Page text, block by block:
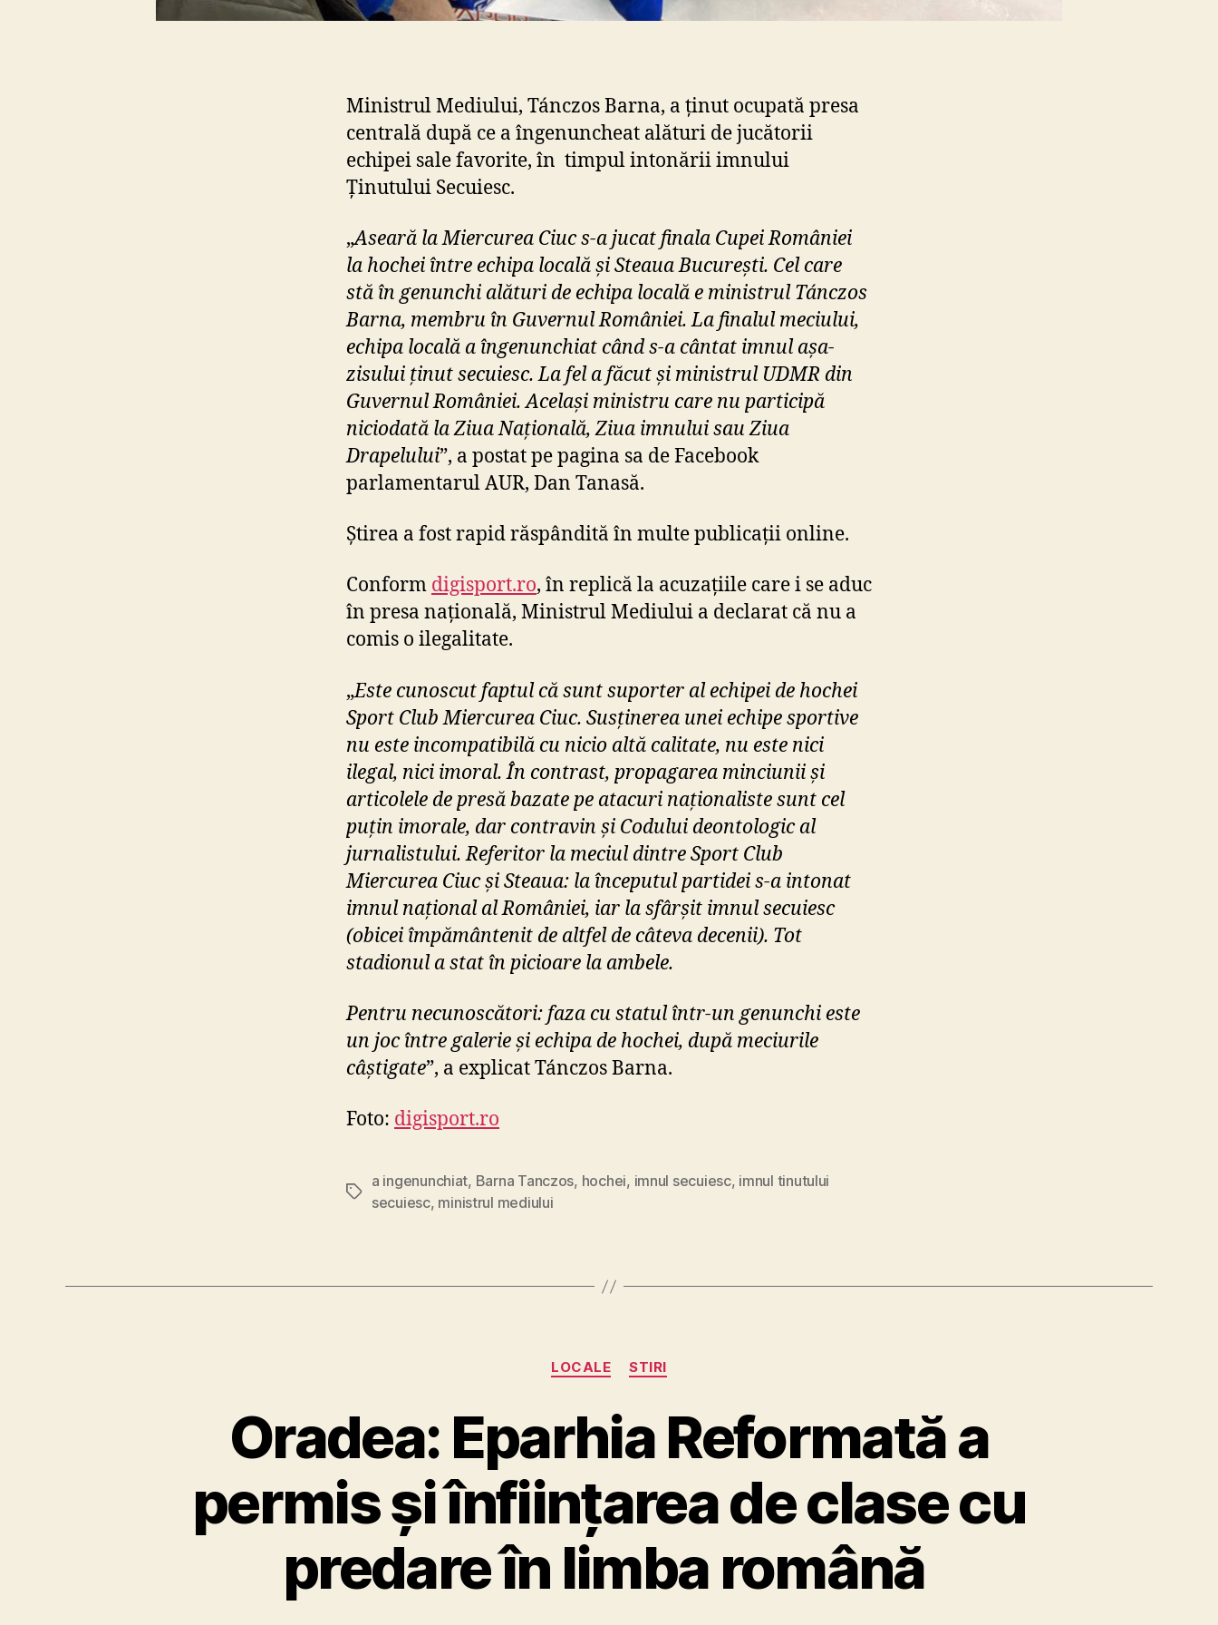
r
a
c
c
ă
a
n
g
e
u
t
a
i
n
a
r
e
a
i
m
u
l
u
i
u
i
Ministrul Mediului, Tánczos Barna, a ținut ocupată presa
centrală după ce a îngenuncheat alături de jucătorii
echipei sale favorite, în timpul intonării imnului
Ținutului Secuiesc.
„Aseară la Miercurea Ciuc s-a jucat finala Cupei României
la hochei între echipa locală și Steaua București. Cel care
stă în genunchi alături de echipa locală e ministrul Tánczos
Barna, membru în Guvernul României. La finalul meciului,
echipa locală a îngenunchiat când s-a cântat imnul așa-
zisului ținut secuiesc. La fel a făcut și ministrul UDMR din
Guvernul României. Același ministru care nu participă
niciodată la Ziua Națională, Ziua imnului sau Ziua
Drapelului”, a postat pe pagina sa de Facebook
parlamentarul AUR, Dan Tanasă.
Știrea a fost rapid răspândită în multe publicații online.
Conform digisport.ro, în replică la acuzațiile care i se aduc
în presa națională, Ministrul Mediului a declarat că nu a
comis o ilegalitate.
„Este cunoscut faptul că sunt suporter al echipei de hochei
Sport Club Miercurea Ciuc. Susținerea unei echipe sportive
nu este incompatibilă cu nicio altă calitate, nu este nici
ilegal, nici imoral. În contrast, propagarea minciunii și
articolele de presă bazate pe atacuri naționaliste sunt cel
puțin imorale, dar contravin și Codului deontologic al
jurnalistului. Referitor la meciul dintre Sport Club
Miercurea Ciuc și Steaua: la începutul partidei s-a intonat
imnul național al României, iar la sfârșit imnul secuiesc
(obicei împământenit de altfel de câteva decenii). Tot
stadionul a stat în picioare la ambele.
Pentru necunoscători: faza cu statul într-un genunchi este
un joc între galerie și echipa de hochei, după meciurile
câștigate”, a explicat Tánczos Barna.
Foto: digisport.ro
Tags
a ingenunchiat, Barna Tanczos, hochei, imnul secuiesc, imnul tinutului
secuiesc, ministrul mediului
Categories
LOCALE STIRI
Oradea: Eparhia Reformată a
permis și înființarea de clase cu
predare în limba română